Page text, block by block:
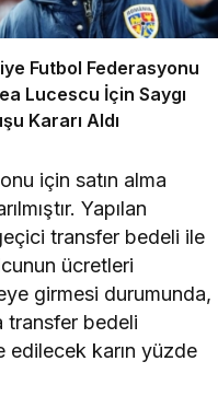
Futbol Federasyonu
Lucescu İçin Saygı
Kararı Aldı
için satın alma
Yapılan
transfer bedeli ile
ücretleri
girmesi durumunda,
transfer bedeli
edilecek karın yüzde